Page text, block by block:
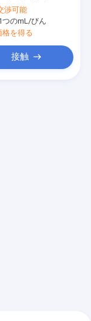
させた
渉可能
つのmL/びん
格を得る
接触